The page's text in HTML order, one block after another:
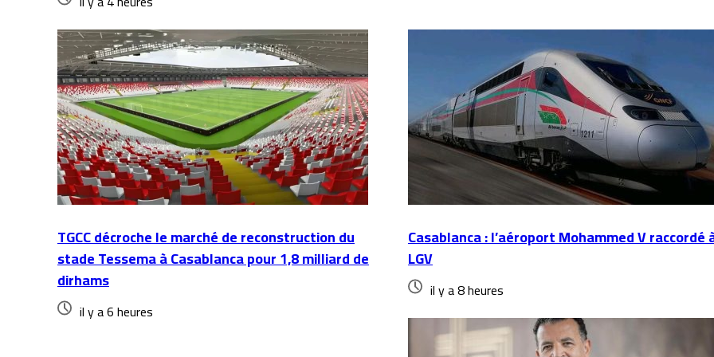
TGCC décroche le marché de reconstruction du
stade Tessema à Casablanca pour 1,8 milliard de
dirhams
il y a 6 heures
Casablanca : l’aéroport Mohammed V raccordé
LGV
il y a 8 heures